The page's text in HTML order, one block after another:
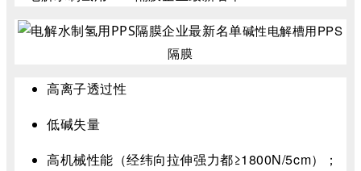
碱性电解槽用PPS
隔膜
高离子透过性
低碱失量
高机械性能（经纬向拉伸强力都≥1800N/5cm）；